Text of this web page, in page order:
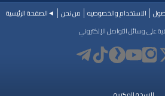
الاستخدام والخصوصيه من نحن
◄الصفحة الرئيسية
على وسائل التواصل الإلكتروني